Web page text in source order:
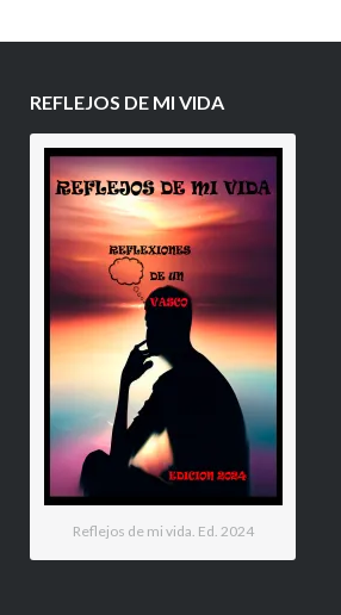
REFLEJOS DE MI VIDA
Reflejos de mi vida. Ed. 2024